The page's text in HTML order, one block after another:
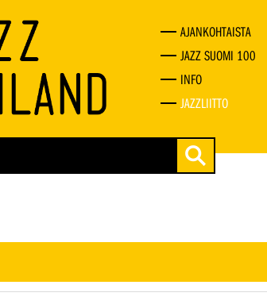
AJANKOHTAISTA
JAZZ SUOMI 100
INFO
JAZZLIITTO